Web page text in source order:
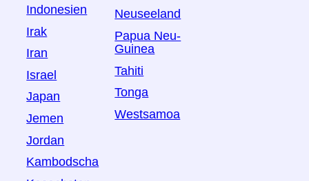
Indonesien
Irak
Iran
Israel
Japan
Jemen
Jordan
Kambodscha
Neuseeland
Papua Neu-
Guinea
Tahiti
Tonga
Westsamoa